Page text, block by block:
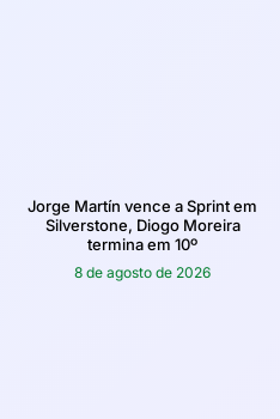
Jorge Martín vence a Sprint em
Silverstone, Diogo Moreira
termina em 10º
8 de agosto de 2026